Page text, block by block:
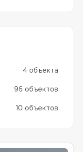
4 объекта
96 объектов
10 объектов